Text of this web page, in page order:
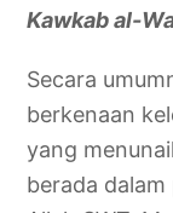
Kawkab al-
Secara
berkenaan
yang
berada